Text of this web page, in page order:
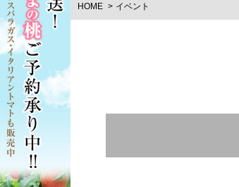
HOME イベント